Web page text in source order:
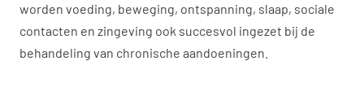
worden voeding, beweging, ontspanning, slaap, sociale
contacten en zingeving ook succesvol ingezet bij de
behandeling van chronische aandoeningen.